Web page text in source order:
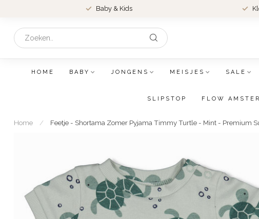
Baby & Kids
HOME BABY JONGENS MEISJES SALE
SLIPSTOP FLOW
Home / Feetje - Shortama Zomer Pyjama Timmy Turtle - Mint - Premium